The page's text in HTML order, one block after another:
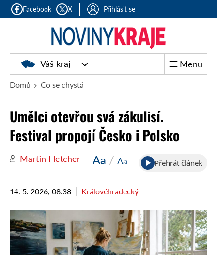
Facebook X Přihlásit se
Noviny
kraje
Váš kraj Menu
Domů Co se chystá
Umělci otevřou svá zákulisí.
Festival propojí Česko i Polsko
Martin Fletcher Aa / Aa Přehrát článek
14. 5. 2026, 08:38 Královéhradecký